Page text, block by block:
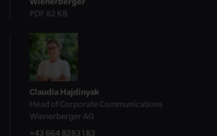
PDF 82 KB
Kontakt
Claudia Hajdinyak
Head of Corporate Communications
Wienerberger AG
+43 664 8283183